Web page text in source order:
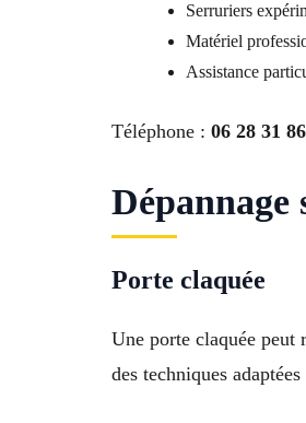
Serruriers
Matériel
Assistance
Téléphone : 06 28 31
Porte claquée
Une porte claquée peut
des techniques